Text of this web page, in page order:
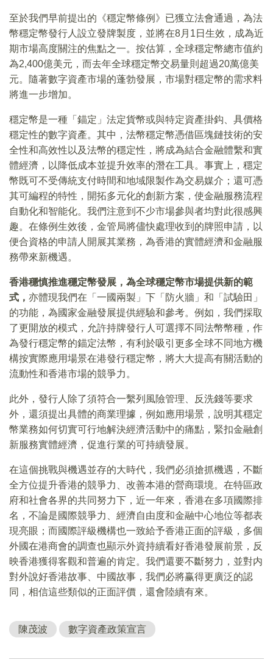
至於我們早前提出的《穩定幣條例》已獲立法會通過，為法
幣穩定幣發行人設立發牌製度，並將在8月1日生效，成為近
期市場高度關注的焦點之一。按估算，全球穩定幣總市值約
為2,400億美元，而去年全球穩定幣交易量則超過20萬億美
元。隨著數字資產市場的蓬勃發展，市場對穩定幣的需求料
將進一步增加。
穩定幣是一種「錨定」法定貨幣或與特定資產掛鈎、具價格
穩定性的數字資產。其中，法幣穩定幣憑借區塊鏈技術的安
全性和高效性以及法幣的穩定性，將成為結合金融體繫和實
體經濟，以降低成本並提升效率的潛在工具。事實上，穩定
幣既可不受傳統支付時間和地域限製作為交易媒介；還可憑
其可編程的特性，開拓多元化的創新方案，使金融服務流程
自動化和智能化。我們注意到不少市場參與者均對此很感興
趣。在條例生效後，金管局將儘快處理收到的牌照申請，以
便合資格的申請人開展其業務，為香港的實體經濟和金融服
務帶來新機遇。
香港穩慎推進穩定幣發展，為全球穩定幣市場提供新的範
式， 亦體現我們在「一國兩製」下「防火牆」和「試驗田」
的功能，為國家金融發展提供經驗和參考。例如，我們採取
了更開放的模式，允許持牌發行人可選擇不同法幣幣種，作
為發行穩定幣的錨定法幣，有利於吸引更多全球不同地方機
構按實際應用場景在港發行穩定幣，將大大提高有關活動的
流動性和香港市場的競爭力。
此外，發行人除了須符合一繫列風險管理、反洗錢等要求
外，還須提出具體的商業理據，例如應用場景，說明其穩定
幣業務如何切實可行地解決經濟活動中的痛點，緊扣金融創
新服務實體經濟，促進行業的可持續發展。
在這個挑戰與機遇並存的大時代，我們必須搶抓機遇，不斷
全方位提升香港的競爭力、改善本港的營商環境。在特區政
府和社會各界的共同努力下，近一年來，香港在多項國際排
名，不論是國際競爭力、經濟自由度和金融中心地位等都表
現亮眼；而國際評級機構也一致給予香港正面的評級，多個
外國在港商會的調查也顯示外資持續看好香港發展前景，反
映香港獲得客觀和普遍的肯定。我們還要不斷努力，並對内
對外說好香港故事、中國故事，我們必將赢得更廣泛的認
同，相信這些類似的正面評價，還會陸續有來。
陳茂波 數字資產政策宣言